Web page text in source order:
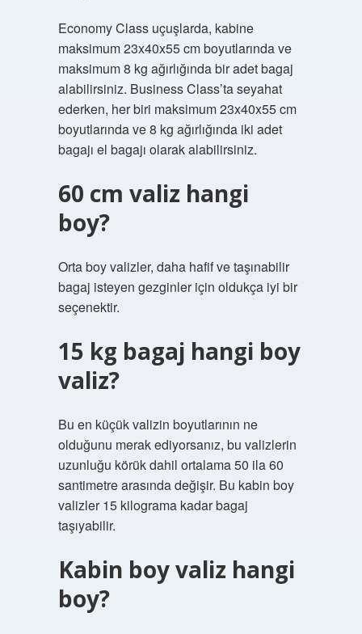
Economy Class uçuşlarda, kabine
maksimum 23x40x55 cm boyutlarında ve
maksimum 8 kg ağırlığında bir adet bagaj
alabilirsiniz. Business Class’ta seyahat
ederken, her biri maksimum 23x40x55 cm
boyutlarında ve 8 kg ağırlığında iki adet
bagajı el bagajı olarak alabilirsiniz.
60 cm valiz hangi
boy?
Orta boy valizler, daha hafif ve taşınabilir
bagaj isteyen gezginler için oldukça iyi bir
seçenektir.
15 kg bagaj hangi boy
valiz?
Bu en küçük valizin boyutlarının ne
olduğunu merak ediyorsanız, bu valizlerin
uzunluğu körük dahil ortalama 50 ila 60
santimetre arasında değişir. Bu kabin boy
valizler 15 kilograma kadar bagaj
taşıyabilir.
Kabin boy valiz hangi
boy?